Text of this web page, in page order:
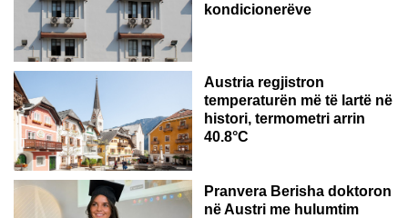
kondicionerëve
Austria regjistron
temperaturën më të lartë në
histori, termometri arrin
40.8°C
AUSTRI
Pranvera Berisha doktoron
në Austri me hulumtim